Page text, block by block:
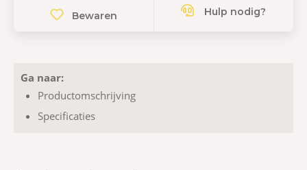
Bewaren Hulp nodig?
Ga naar:
Productomschrijving
Specificaties